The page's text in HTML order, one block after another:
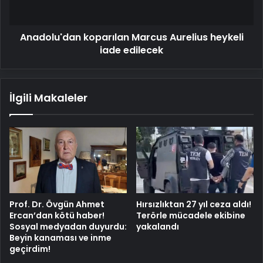
Anadolu'dan koparılan Marcus Aurelius heykeli
iade edilecek
İlgili Makaleler
Prof. Dr. Övgün Ahmet
Ercan’dan kötü haber!
Sosyal medyadan duyurdu:
Beyin kanaması ve inme
geçirdim!
Hırsızlıktan 27 yıl ceza aldı!
Terörle mücadele ekibine
yakalandı